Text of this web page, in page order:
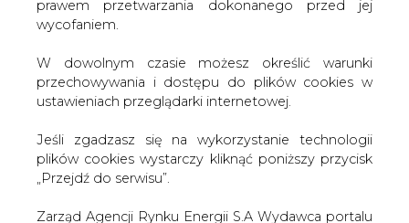
prawem przetwarzania dokonanego przed jej
wycofaniem.
W dowolnym czasie możesz określić warunki
przechowywania i dostępu do plików cookies w
ustawieniach przeglądarki internetowej.
Jeśli zgadzasz się na wykorzystanie technologii
plików cookies wystarczy kliknąć poniższy przycisk
„Przejdź do serwisu”.
Zarząd Agencji Rynku Energii S.A Wydawca portalu
o ogłoszenie upadłości.
się w najbliższym czasie osiągnąć porozumienie z
obligatariuszami albo polubownie ustalić z Deutsche
Telekom cenę, po jakiej Niemcy mieliby kupić od
call".
"Nie sądzę, żeby udało się coś polubownie załatwić, bo
powiedział Nurowski.